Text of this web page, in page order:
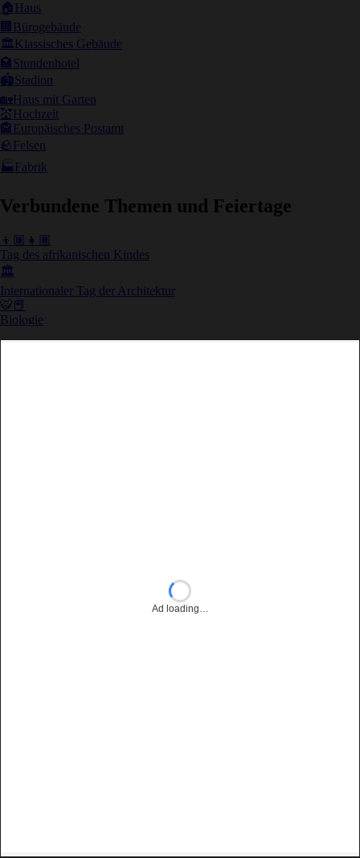
🏠 Haus
🏢 Bürogebäude
🏛️Klassisches Gebäude
🏩Stundenhotel
🏟️Stadion
🏡Haus mit Garten
💒Hochzeit
🏤 Europäisches Postamt
🪨 Felsen
🏭 Fabrik
Verbundene Themen und Feiertage
👦🏾👧🏾
Tag des afrikanischen Kindes
🏛
Internationaler Tag der Architektur
🐯📕
Biologie
Ad loading…